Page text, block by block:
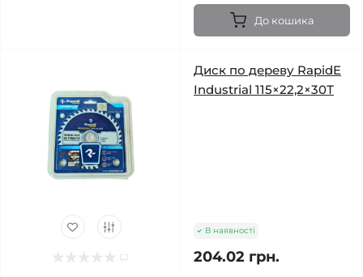
До кошика
Диск по дереву RapidE
Industrial 115×22,2×30Т
В наявності
204.02 грн.